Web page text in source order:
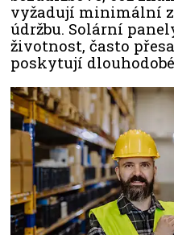
vyžadují minimální
údržbu. Solární
životnost, často
poskytují